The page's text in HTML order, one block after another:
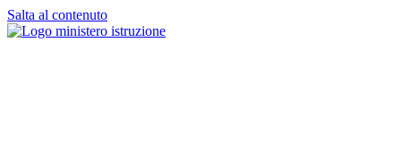
Salta al contenuto